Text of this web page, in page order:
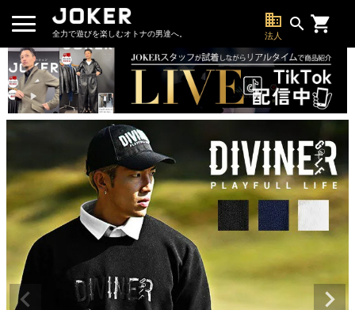
全力で遊びを楽しむオトナの男達へ。
business
法人
search